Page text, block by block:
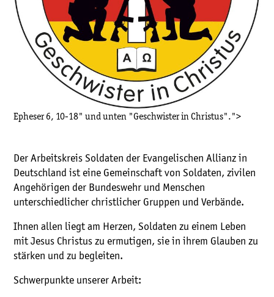
Epheser 6, 10-18" und unten "Geschwister in Christus".">
Der Arbeitskreis Soldaten der Evangelischen Allianz in
Deutschland ist eine Gemeinschaft von Soldaten, zivilen
Angehörigen der Bundeswehr und Menschen
unterschiedlicher christlicher Gruppen und Verbände.
Ihnen allen liegt am Herzen, Soldaten zu einem Leben
mit Jesus Christus zu ermutigen, sie in ihrem Glauben zu
stärken und zu begleiten.
Schwerpunkte unserer Arbeit: